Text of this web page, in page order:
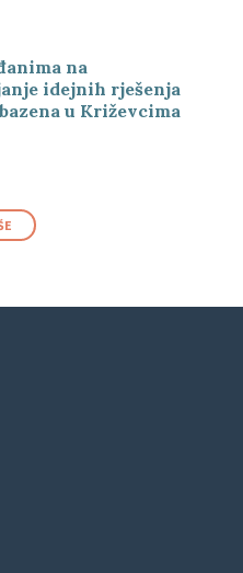
na
idejnih rješenja
u Križevcima